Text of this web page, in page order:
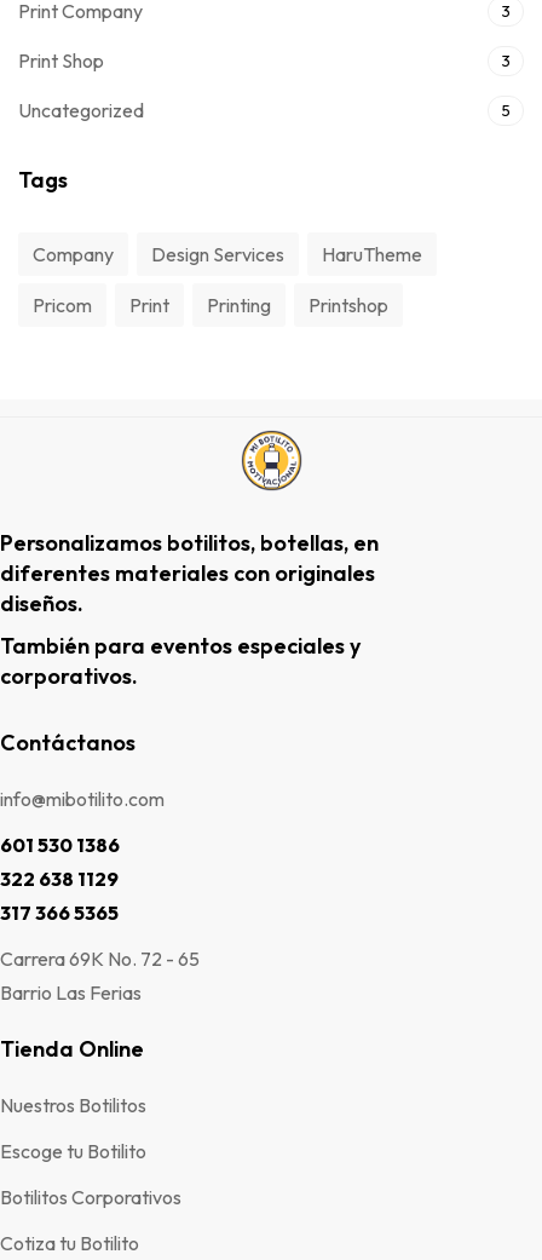
Print Company 3
Print Shop 3
Uncategorized 5
Tags
Company Design Services HaruTheme
Pricom Print Printing Printshop
Personalizamos botilitos, botellas, en
diferentes materiales con originales
diseños.
También para eventos especiales y
corporativos.
Contáctanos
info@mibotilito.com
601 530 1386
322 638 1129
317 366 5365
Carrera 69K No. 72 - 65
Barrio Las Ferias
Tienda Online
Nuestros Botilitos
Escoge tu Botilito
Botilitos Corporativos
Cotiza tu Botilito